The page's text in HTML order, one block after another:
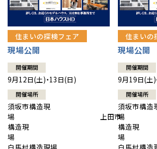
住まいの探検フェア
現場公開
開催期間
9月12日(土)・13日(日)
開催場所
須坂市構造現
場 上田市
構造現
場
白馬村構造現場
住まいの
現場公開
開催期間
9月19日(土)
開催場所
須坂市構造
場
構造現
白馬